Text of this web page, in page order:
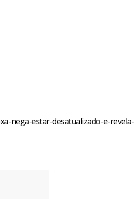
nega-estar-desatualizado-e-revela-